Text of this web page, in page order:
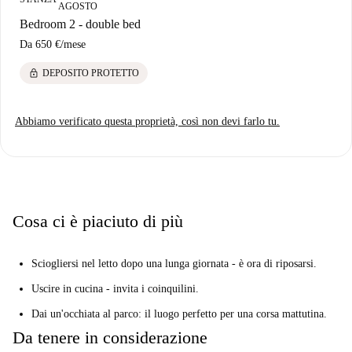
ristoranti come il Jimmy Café sono a portata di mano, offrendo una
vivace scena culinaria. Assicuratevi questa esclusiva opportunità abitativa
oggi stesso con Spotahome!
AGOSTO
Bedroom 2 - double bed
Da 650 €/mese
lock DEPOSITO PROTETTO
Abbiamo verificato questa proprietà, così non devi farlo tu.
Cosa ci è piaciuto di più
Sciogliersi nel letto dopo una lunga giornata - è ora di riposarsi.
Uscire in cucina - invita i coinquilini.
Dai un'occhiata al parco: il luogo perfetto per una corsa mattutina.
Da tenere in considerazione